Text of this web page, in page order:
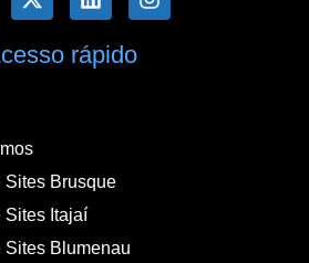
rápido
Sites Brusque
Sites Itajaí
Sites Blumenau